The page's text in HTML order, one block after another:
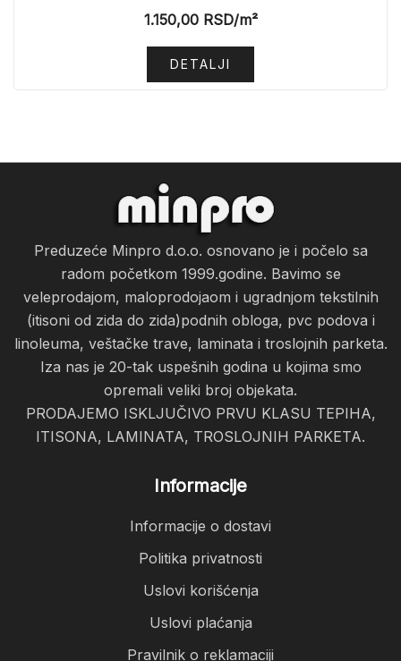
1.150,00RSD/m²
DETALJI
Preduzeće Minpro d.o.o. osnovano je i počelo sa
radom početkom 1999.godine. Bavimo se
veleprodajom, maloprodojaom i ugradnjom tekstilnih
(itisoni od zida do zida)podnih obloga, pvc podova i
linoleuma, veštačke trave, laminata i troslojnih parketa.
Iza nas je 20-tak uspešnih godina u kojima smo
opremali veliki broj objekata.
PRODAJEMO ISKLJUČIVO PRVU KLASU TEPIHA,
ITISONA, LAMINATA, TROSLOJNIH PARKETA.
Informacije
Informacije o dostavi
Politika privatnosti
Uslovi korišćenja
Uslovi plaćanja
Pravilnik o reklamaciji